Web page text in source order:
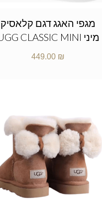
מגפי האגג דגם קלאסיק
מיני UGG CLASSIC MINI
449.00 ₪